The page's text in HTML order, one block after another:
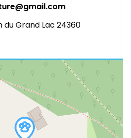
du Grand Lac 24360